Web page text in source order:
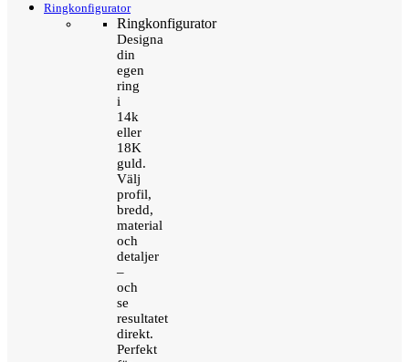
Ringkonfigurator
Ringkonfigurator
Designa
din
egen
ring
i
14k
eller
18K
guld.
Välj
profil,
bredd,
material
och
detaljer
–
och
se
resultatet
direkt.
Perfekt